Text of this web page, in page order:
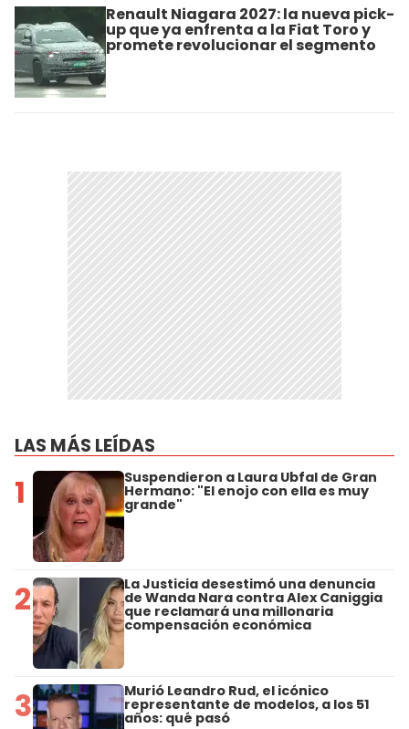
Renault Niagara 2027: la nueva pick-
up que ya enfrenta a la Fiat Toro y
promete revolucionar el segmento
LAS MÁS LEÍDAS
1 Suspendieron a Laura Ubfal de Gran
Hermano: "El enojo con ella es muy
grande"
2 La Justicia desestimó una denuncia
de Wanda Nara contra Alex Caniggia
que reclamará una millonaria
compensación económica
3 Murió Leandro Rud, el icónico
representante de modelos, a los 51
años: qué pasó